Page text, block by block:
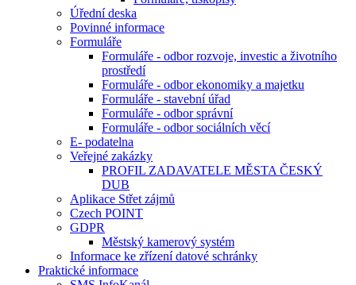
Úřední deska
Povinné informace
Formuláře
Formuláře - odbor rozvoje, investic a životního
prostředí
Formuláře - odbor ekonomiky a majetku
Formuláře - stavební úřad
Formuláře - odbor správní
Formuláře - odbor sociálních věcí
E- podatelna
Veřejné zakázky
PROFIL ZADAVATELE MĚSTA ČESKÝ
DUB
Aplikace Střet zájmů
Czech POINT
GDPR
Městský kamerový systém
Informace ke zřízení datové schránky
Praktické informace